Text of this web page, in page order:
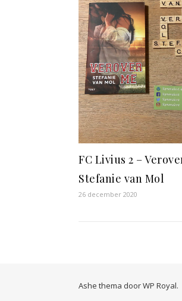
FC Livius 2 –
Stefanie van Mol
26 december 2020
Ashe thema doorWP Royal.